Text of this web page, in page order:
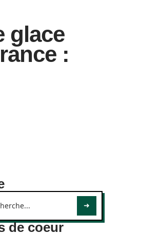
glace
:
de coeur